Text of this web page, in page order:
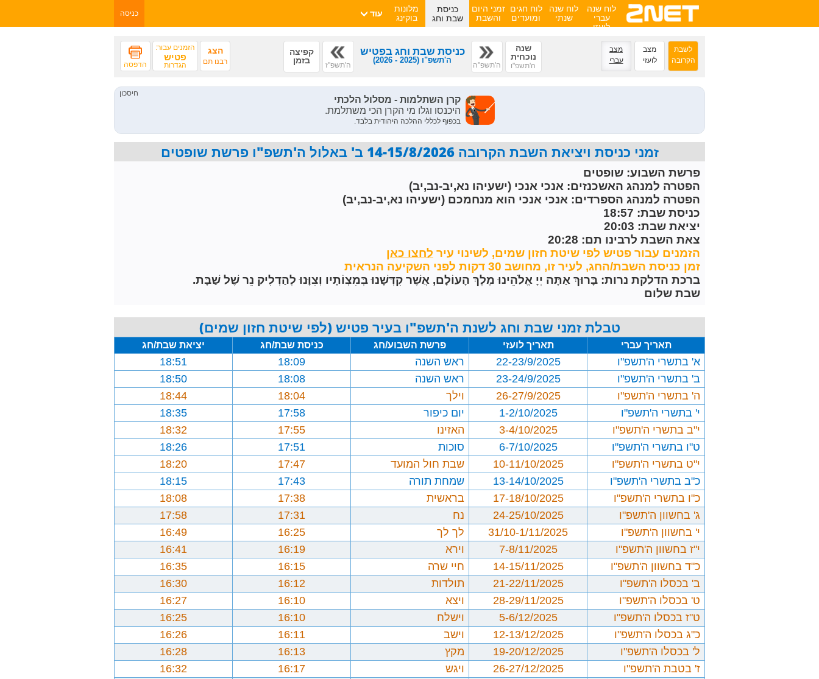
לוח שנה
עברי
לועזי
לוח שנה
שנתי
לוח חגים
ומועדים
זמני היום
והשבת
כניסת
שבת וחג
מלונות
בוקינג
עוד כניסה
לשבת
הקרובה
מצב
לועזי
מצב
עברי
הצג
רבנו תם
הזמנים עבור:
פטיש
הגדרות הדפסה
שנה
נוכחית
ה'תשפ"ו ה'תשפ"ה
כניסת שבת וחג בפטיש
ה'תשפ"ו (2025 - 2026)
ה'תשפ"ז
קפיצה
בזמן
זמני כניסת ויציאת השבת הקרובה 14-15/8/2026 ב' באלול ה'תשפ"ו פרשת שופטים
פרשת השבוע: שופטים
הפטרה למנהג האשכנזים: אנכי אנכי (ישעיהו נא,יב-נב,יב)
הפטרה למנהג הספרדים: אנכי אנכי הוא מנחמכם (ישעיהו נא,יב-נב,יב)
כניסת שבת: 18:57
יציאת שבת: 20:03
צאת השבת לרבינו תם: 20:28
הזמנים עבור פטיש לפי שיטת חזון שמים, לשינוי עיר
זמן כניסת השבת/החג, לעיר זו, מחושב 30 דקות לפני השקיעה הנראית
ברכת הדלקת נרות: בָּרוּךְ אַתָּה יְיָ אֱלֹהֵינוּ מֶלֶךְ הָעוֹלָם, אֲשֶׁר קִדְּשָׁנוּ בְּמִצְוֹתָיו וְצִוָּנוּ לְהַדְלִיק נֵר שֶׁל שַׁבָּת.
שבת שלום
טבלת זמני שבת וחג לשנת ה'תשפ"ו בעיר פטיש (לפי שיטת חזון שמים)
תאריך עברי תאריך לועזי פרשת השבוע/חג כניסת שבת/חג יציאת שבת/חג
א' בתשרי ה'תשפ"ו 22-23/9/2025 ראש השנה 18:09
18:51
ב' בתשרי ה'תשפ"ו
23-24/9/2025 ראש השנה 18:08
18:50
ה' בתשרי ה'תשפ"ו
26-27/9/2025 וילך 18:04
18:44
י' בתשרי ה'תשפ"ו
1-2/10/2025 יום כיפור 17:58
18:35
י"ב בתשרי ה'תשפ"ו
3-4/10/2025 האזינו 17:55
18:32
ט"ו בתשרי ה'תשפ"ו
6-7/10/2025 סוכות 17:51
18:26
י"ט בתשרי ה'תשפ"ו
10-11/10/2025 שבת חול המועד 17:47
18:20
כ"ב בתשרי ה'תשפ"ו
13-14/10/2025 שמחת תורה 17:43
18:15
כ"ו בתשרי ה'תשפ"ו
17-18/10/2025 בראשית 17:38
18:08
ג' בחשוון ה'תשפ"ו
24-25/10/2025 נח 17:31
17:58
י' בחשוון ה'תשפ"ו
31/10-1/11/2025 לך לך 16:25
16:49
י"ז בחשוון ה'תשפ"ו
7-8/11/2025 וירא 16:19
16:41
כ"ד בחשוון ה'תשפ"ו
14-15/11/2025 חיי שרה 16:15
16:35
ב' בכסלו ה'תשפ"ו
21-22/11/2025 תולדות 16:12
16:30
ט' בכסלו ה'תשפ"ו
28-29/11/2025 ויצא 16:10
16:27
ט"ז בכסלו ה'תשפ"ו
5-6/12/2025 וישלח 16:10
16:25
כ"ג בכסלו ה'תשפ"ו
12-13/12/2025 וישב 16:11
16:26
ל' בכסלו ה'תשפ"ו
19-20/12/2025 מקץ 16:13
16:28
ז' בטבת ה'תשפ"ו
26-27/12/2025 ויגש 16:17
16:32